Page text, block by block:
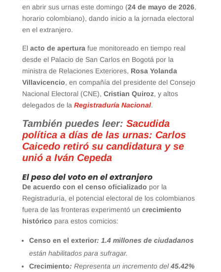
en abrir sus urnas este domingo (24 de mayo de 2026,
horario colombiano), dando inicio a la jornada electoral
en el extranjero.
El acto de apertura fue monitoreado en tiempo real
desde el Palacio de San Carlos en Bogotá por la
ministra de Relaciones Exteriores, Rosa Yolanda
Villavicencio, en compañía del presidente del Consejo
Nacional Electoral (CNE), Cristian Quiroz, y altos
delegados de la Registraduría Nacional.
También puedes leer: Sacudida
política a días de las urnas: Carlos
Caicedo retiró su candidatura y se
unió a Iván Cepeda
El peso del voto en el extranjero
De acuerdo con el censo oficializado por la
Registraduría, el potencial electoral de los colombianos
fuera de las fronteras experimentó un crecimiento
histórico para estos comicios:
Censo en el exterior: 1.4 millones de ciudadanos
están habilitados para sufragar.
Crecimiento: Representa un incremento del45.42%